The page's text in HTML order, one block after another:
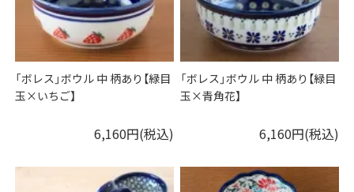
「ボレス」ボウル 中 柄あり【緑目
玉×いちご】
6,160円(税込)
「ボレス」ボウル 中 柄あり【緑目
玉×青角花】
6,160円(税込)